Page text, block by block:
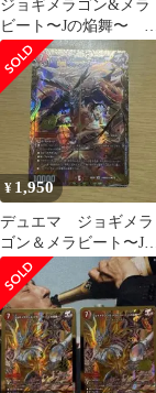
ジョギメラゴン&メラ
ビート〜Jの焔舞〜 シ
ークレット1枚
¥ 1,950
デュエマ ジョギメラ
ゴン＆メラビート〜Jの
焔舞〜 シークレット